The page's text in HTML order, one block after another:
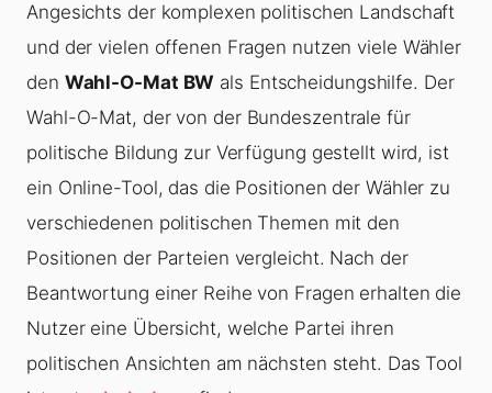
Angesichts der komplexen politischen Landschaft
und der vielen offenen Fragen nutzen viele Wähler
den Wahl-O-Mat BW als Entscheidungshilfe. Der
Wahl-O-Mat, der von der Bundeszentrale für
politische Bildung zur Verfügung gestellt wird, ist
ein Online-Tool, das die Positionen der Wähler zu
verschiedenen politischen Themen mit den
Positionen der Parteien vergleicht. Nach der
Beantwortung einer Reihe von Fragen erhalten die
Nutzer eine Übersicht, welche Partei ihren
politischen Ansichten am nächsten steht. Das Tool